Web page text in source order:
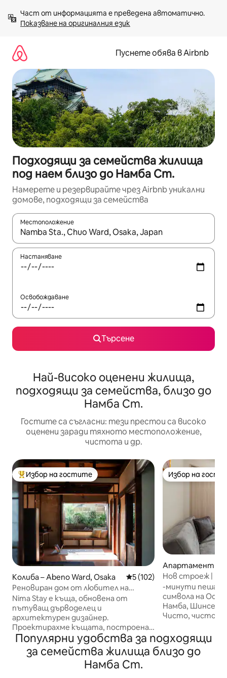
към
съдържанието
Показване на оригиналния език
Пуснете обява в Airbnb
Подходящи за семейства жилища
под наем близо до Намба Ст.
Намерете и резервирайте чрез Airbnb уникални
домове, подходящи за семейства
Местоположение
Когато резултатите се покажат, използвайте
Настаняване
Освобождаване
Търсене
Най-високо оценени жилища,
подходящи за семейства, близо до
Намба Ст.
Гостите са съгласни: тези престои са високо
оценени заради тяхното местоположение,
чистота и др.
Най-популярен избор на гостите
Избор на гостите
Колиба – Abeno Ward, Osaka Средна оценка: 5 от 5,
5 (102)
Реновиран дом от любител на
пътуванията, дърводелец и
дизайнер
Nima Stay е къща, обновена от
пътуващ дърводелец и
архитектурен дизайнер.
Проектирахме къщата, построена
преди около 100 години, за да
разкрием очарованието на
материалите на сградата. Можете
да полирате оригиналното дърво,
Избор на
Избор на
Апартамент –
Нов строеж |
5 минути до
-минути пеша
символа на
Намба,
Чисто, чисто
автоматично
асансьор. Стая:
(идеална за 2).
Популярни удобства за подходящи
за семейства жилища близо до
Намба Ст.